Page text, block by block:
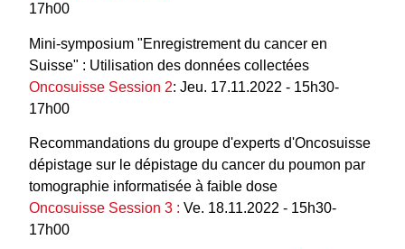
17h00
Mini-symposium "Enregistrement du cancer en
Suisse" : Utilisation des données collectées
Oncosuisse Session 2: Jeu. 17.11.2022 - 15h30-
17h00
Recommandations du groupe d'experts d'Oncosuisse
dépistage sur le dépistage du cancer du poumon par
tomographie informatisée à faible dose
Oncosuisse Session 3 : Ve. 18.11.2022 - 15h30-
17h00